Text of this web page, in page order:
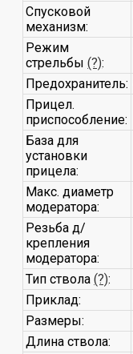
Спусковой
механизм:
Режим
стрельбы(?):
Предохранитель:
Прицел.
приспособление:
База для
установки
прицела:
Макс. диаметр
модератора:
Резьба д/
крепления
модератора:
Тип ствола(?):
Приклад:
Размеры:
Длина ствола: